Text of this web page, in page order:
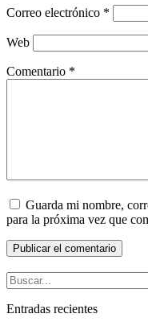
Correo electrónico *
Web
Comentario *
Guarda mi nombre,
para la próxima vez que
Buscar...
Entradas recientes